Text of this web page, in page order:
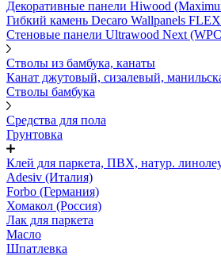
Декоративные панели Hiwood
Гибкий камень Decaro Wallpanels
Стеновые панели Ultrawood Next
Стволы из бамбука, канаты
Канат джутовый, сизалевый,
Стволы бамбука
Средства для пола
Грунтовка
Клей для паркета, ПВХ, натур.
Adesiv (Италия)
Forbo (Германия)
Хомакол (Россия)
Лак для паркета
Масло
Шпатлевка